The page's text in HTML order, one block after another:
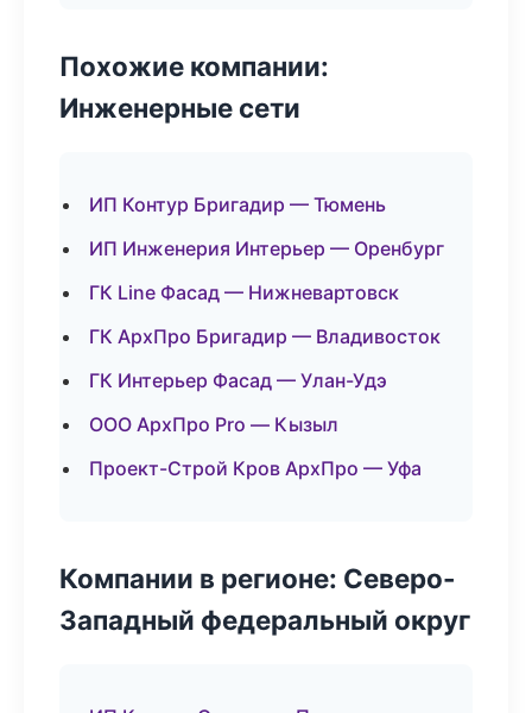
Похожие компании:
Инженерные сети
ИП Контур Бригадир — Тюмень
ИП Инженерия Интерьер — Оренбург
ГК Line Фасад — Нижневартовск
ГК АрхПро Бригадир — Владивосток
ГК Интерьер Фасад — Улан-Удэ
ООО АрхПро Pro — Кызыл
Проект-Строй Кров АрхПро — Уфа
Компании в регионе: Северо-
Западный федеральный округ